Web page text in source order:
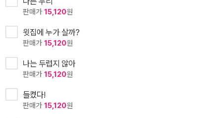
판매가 15,120원
윗집에 누가 살까?
판매가 15,120원
나는 두렵지 않아
판매가 15,120원
들켰다!
판매가 15,120원